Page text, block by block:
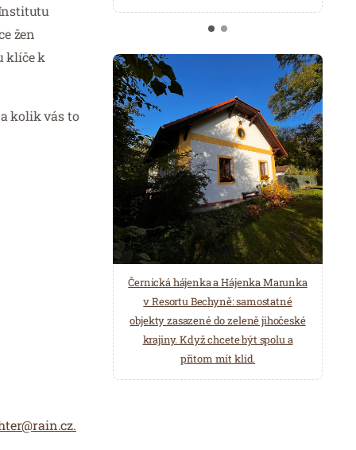
žen
klíče k
kolik vás to
Černická hájenka a Hájenka Marunka
v Resortu Bechyně: samostatné
objekty zasazené do zeleně jihočeské
krajiny. Když chcete být spolu a
přitom mít klid.